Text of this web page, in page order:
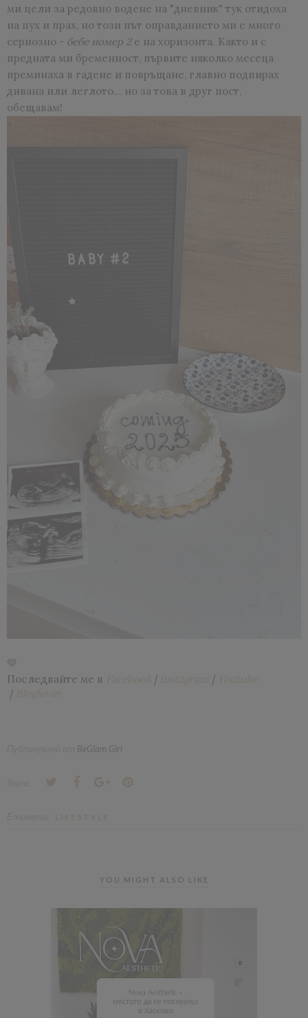
ми цели за редовно водене на "дневник" тук отидоха
на пух и прах, но този път оправданието ми е много
сериозно - бебе номер 2е на хоризонта. Както и с
предната ми бременност, първите няколко месеца
преминаха в гадене и повръщане, главно подпирах
дивана или леглото... но за това в друг пост,
обещавам!
💛
Последвайте ме в
| |
|
BeGlam Girl
YOU MIGHT ALSO LIKE